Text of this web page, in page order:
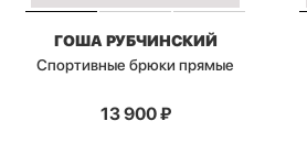
ГОША РУБЧИНСКИЙ
Спортивные брюки прямые
13 900₽